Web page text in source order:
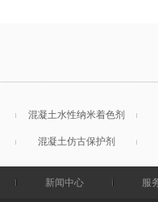
混凝土水性纳米着色剂
混凝土仿古保护剂
新闻中心 服